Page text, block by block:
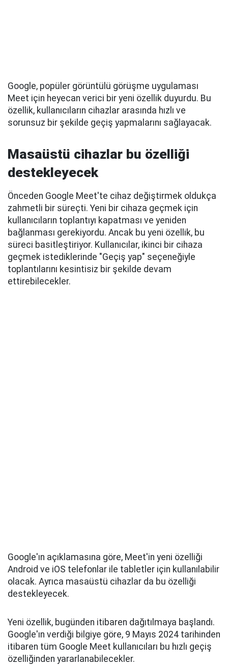
Google, popüler görüntülü görüşme uygulaması
Meet için heyecan verici bir yeni özellik duyurdu. Bu
özellik, kullanıcıların cihazlar arasında hızlı ve
sorunsuz bir şekilde geçiş yapmalarını sağlayacak.
Masaüstü cihazlar bu özelliği
destekleyecek
Önceden Google Meet'te cihaz değiştirmek oldukça
zahmetli bir süreçti. Yeni bir cihaza geçmek için
kullanıcıların toplantıyı kapatması ve yeniden
bağlanması gerekiyordu. Ancak bu yeni özellik, bu
süreci basitleştiriyor. Kullanıcılar, ikinci bir cihaza
geçmek istediklerinde "Geçiş yap" seçeneğiyle
toplantılarını kesintisiz bir şekilde devam
ettirebilecekler.
Google'ın açıklamasına göre, Meet'in yeni özelliği
Android ve iOS telefonlar ile tabletler için kullanılabilir
olacak. Ayrıca masaüstü cihazlar da bu özelliği
destekleyecek.
Yeni özellik, bugünden itibaren dağıtılmaya başlandı.
Google'ın verdiği bilgiye göre, 9 Mayıs 2024 tarihinden
itibaren tüm Google Meet kullanıcıları bu hızlı geçiş
özelliğinden yararlanabilecekler.